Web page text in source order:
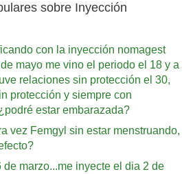
sobre Inyección
con la inyección nomagest
mayo me vino el periodo el 18 y a
relaciones sin protección el 30,
protección y siempre con
estar embarazada?
vez Femgyl sin estar menstruando,
de marzo...me inyecte el dia 2 de